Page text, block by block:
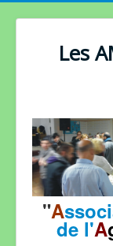
Les
"A
de l'A